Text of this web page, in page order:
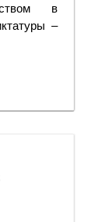
в
–